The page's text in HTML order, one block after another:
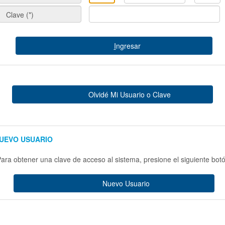
Clave (*)
Ingresar
Olvidé Mi Usuario o Clave
USUARIO
obtener una clave de acceso al sistema, presione el siguiente
Nuevo Usuario